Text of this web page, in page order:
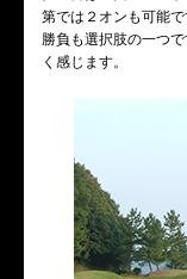
第では２オンも可能
勝負も選択肢の一つ
く感じます。